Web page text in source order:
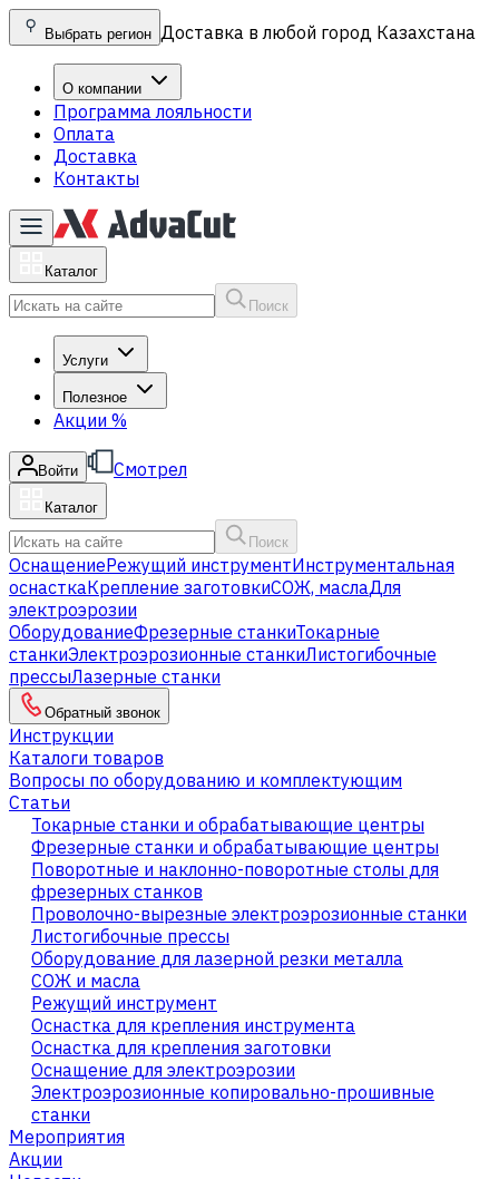
Выбрать регион Доставка в любой город Казахстана
О компании
Программа лояльности
Оплата
Доставка
Контакты
Каталог
Поиск
Услуги
Полезное
Акции %
Войти Смотрел
Каталог
Поиск
ОснащениеРежущий инструментИнструментальная
оснасткаКрепление заготовкиСОЖ, маслаДля
электроэрозии
ОборудованиеФрезерные станкиТокарные
станкиЭлектроэрозионные станкиЛистогибочные
прессыЛазерные станки
Обратный звонок
Инструкции
Каталоги товаров
Вопросы по оборудованию и комплектующим
Статьи
Токарные станки и обрабатывающие центры
Фрезерные станки и обрабатывающие центры
Поворотные и наклонно-поворотные столы для
фрезерных станков
Проволочно-вырезные электроэрозионные станки
Листогибочные прессы
Оборудование для лазерной резки металла
СОЖ и масла
Режущий инструмент
Оснастка для крепления инструмента
Оснастка для крепления заготовки
Оснащение для электроэрозии
Электроэрозионные копировально-прошивные
станки
Мероприятия
Акции